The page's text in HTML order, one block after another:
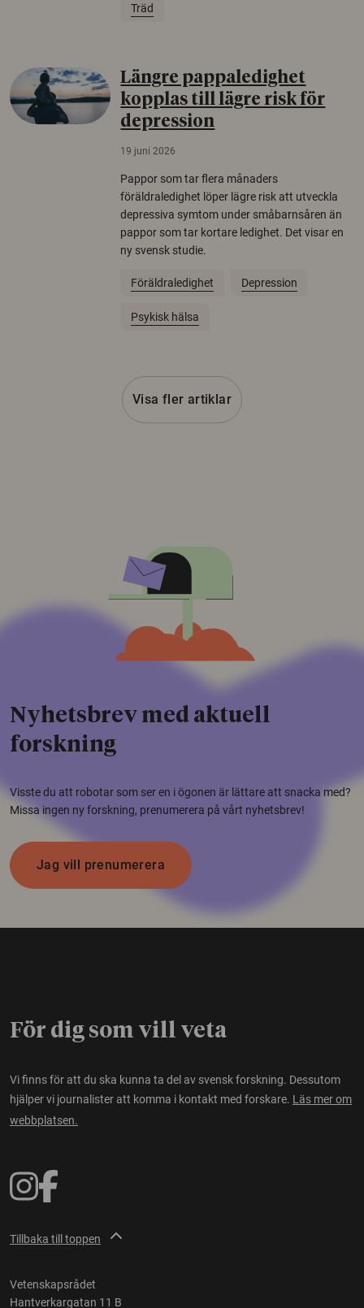
Träd
Längre pappaledighet
kopplas till lägre risk för
depression
19 juni 2026
Pappor som tar flera månaders
föräldraledighet löper lägre risk att utveckla
depressiva symtom under småbarnsåren än
pappor som tar kortare ledighet. Det visar en
ny svensk studie.
Föräldraledighet Depression
Psykisk hälsa
Visa fler artiklar
Nyhetsbrev med aktuell
forskning
Visste du att robotar som ser en i ögonen är lättare att snacka med?
Missa ingen ny forskning, prenumerera på vårt nyhetsbrev!
Jag vill prenumerera
För dig som vill veta
Vi finns för att du ska kunna ta del av svensk forskning. Dessutom
hjälper vi journalister att komma i kontakt med forskare. Läs mer om
webbplatsen.
Tillbaka till toppen
Vetenskapsrådet
Hantverkargatan 11 B